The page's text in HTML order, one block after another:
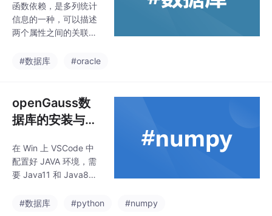
并退出修改。执行命令
如下，其中*{
函数依赖，是多列统计
信息的一种，可以描述
两个属性之间的关联关
描述多个属性与另一个
选择率计算的准确性。
但是在实际应用中，考
虑到最终的选择率不能
选择率，需要对上述的
理论公式做一个轻微变
形，用 min(s(A), s(B))
min(s(A, B), s(C))来代
#数据库 #oracle
openGauss数
据库的安装与使
在 Win 上 VSCode 中
配置好 JAVA 环境，需
要 Java11 和 Java8，
time 和 Referenced Li
#数据库 #python #numpy